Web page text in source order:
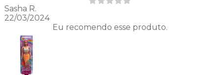
Sasha R.
22/03/2024
Eu recomendo esse produto.